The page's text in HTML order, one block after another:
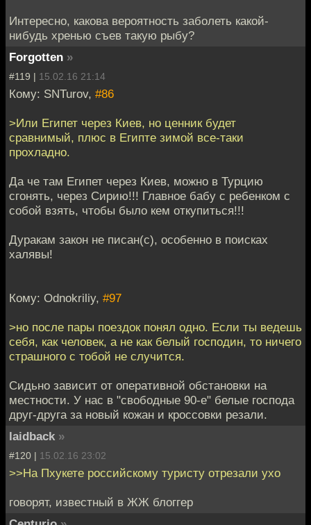
Интересно, какова вероятность заболеть какой-
нибудь хренью съев такую рыбу?
Forgotten »
#119 | 15.02.16 21:14
Кому: SNTurov, #86
>Или Египет через Киев, но ценник будет
сравнимый, плюс в Египте зимой все-таки
прохладно.
Да че там Египет через Киев, можно в Турцию
сгонять, через Сирию!!! Главное бабу с ребенком с
собой взять, чтобы было кем откупиться!!!
Дуракам закон не писан(с), особенно в поисках
халявы!
Кому: Odnokriliy, #97
>но после пары поездок понял одно. Если ты ведешь
себя, как человек, а не как белый господин, то ничего
страшного с тобой не случится.
Сидьно зависит от оперативной обстановки на
местности. У нас в "свободные 90-е" белые господа
друг-друга за новый кожан и кроссовки резали.
laidback »
#120 | 15.02.16 23:02
>>На Пхукете российскому туристу отрезали ухо
говорят, известный в ЖЖ блоггер